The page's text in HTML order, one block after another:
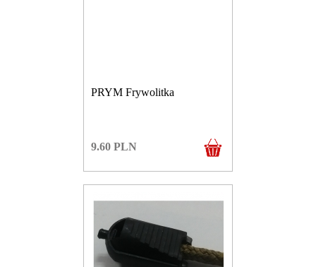
PRYM Frywolitka
9.60 PLN